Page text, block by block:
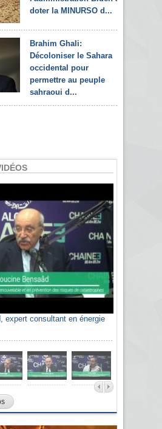
doter la MINURSO d...
Brahim Ghali:
Décoloniser le Sahara
occidental pour
permettre au peuple
sahraoui d...
expert consultant en énergie